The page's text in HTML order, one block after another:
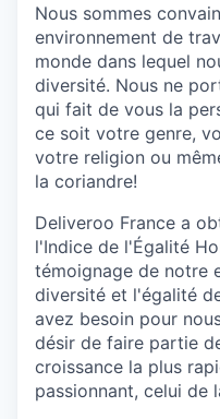
Nous sommes
environnement de
monde dans lequel
diversité. Nous ne
qui fait de vous la
ce soit votre genre,
votre religion ou
la coriandre!
Deliveroo France a
l'Indice de l'Égalité
témoignage de notre
diversité et l'égalité
avez besoin pour
désir de faire partie
croissance la plus
passionnant, celui de